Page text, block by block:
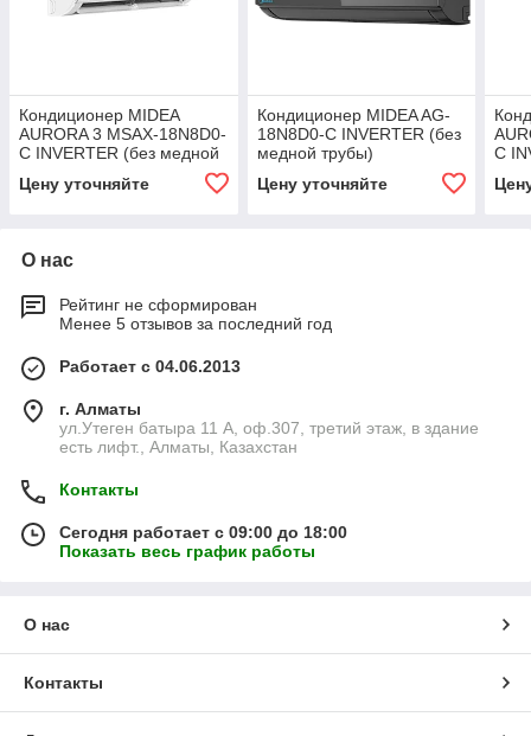
Кондиционер MIDEA
AURORA 3 MSAX-18N8D0-
C INVERTER (без медной
Цену уточняйте
Кондиционер MIDEA AG-
18N8D0-C INVERTER (без
медной трубы)
Цену уточняйте
C
О нас
Рейтинг не сформирован
Менее 5 отзывов за последний год
Работает с 04.06.2013
г. Алматы
ул.Утеген батыра 11 А, оф.307, третий этаж, в здание
есть лифт., Алматы, Казахстан
Контакты
Сегодня работает с 09:00 до 18:00
Показать весь график работы
О нас
Контакты